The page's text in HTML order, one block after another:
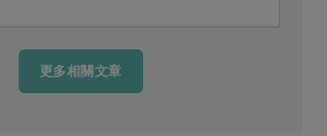
更多相關文章